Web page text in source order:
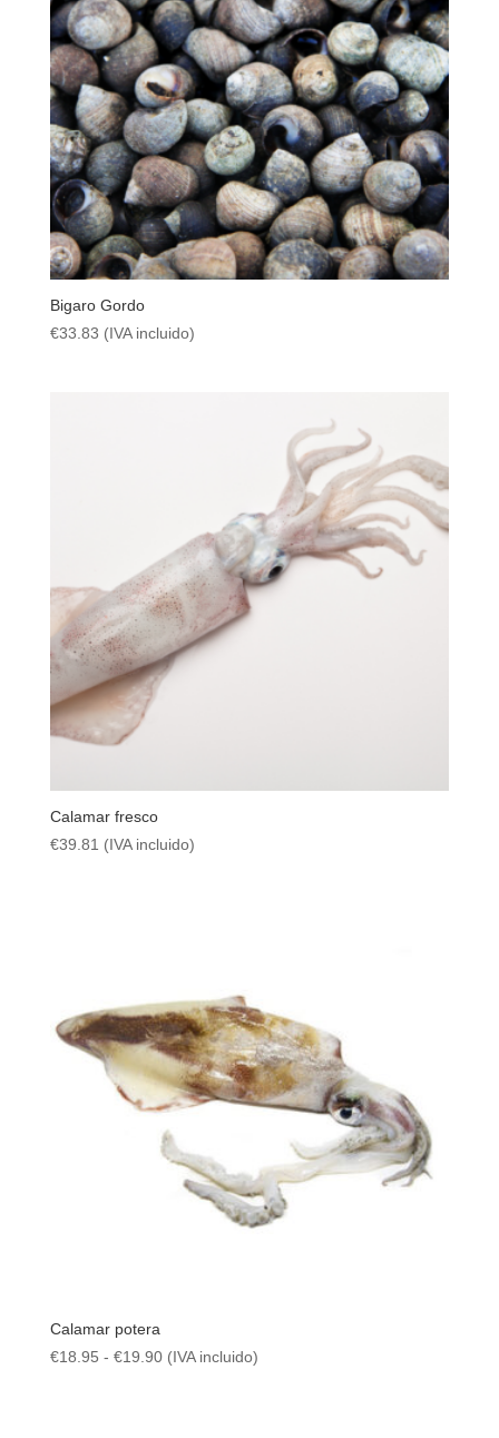
Bigaro Gordo
€33.83 (IVA incluido)
Calamar fresco
€39.81 (IVA incluido)
Calamar potera
€18.95 - €19.90Rango
(IVA incluido)